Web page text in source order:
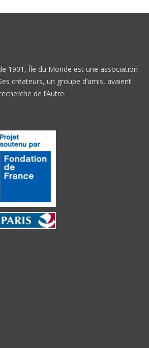
1901, Île du Monde est une association
créateurs, un groupe d’amis, avaient
de l’Autre.